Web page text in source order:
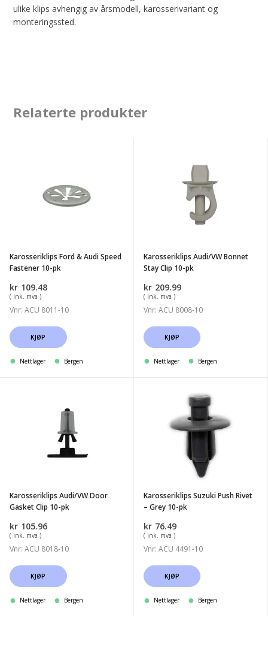
ulike klips avhengig av årsmodell, karosserivariant og
monteringssted.
Relaterte produkter
pk
Karosseriklips Ford & Audi Speed
Fastener 10-pk
kr 109.48
( ink. mva )
Vnr: ACU 8011-10
KJØP
Nettlager Bergen
Karosseriklips Audi/VW Bonnet
Stay Clip 10-pk
kr 209.99
( ink. mva )
Vnr: ACU 8008-10
KJØP
Nettlager Bergen
Karosseriklips Audi/VW Door
Gasket Clip 10-pk
kr 105.96
( ink. mva )
Vnr: ACU 8018-10
KJØP
Nettlager Bergen
Karosseriklips
pk
Karosseriklips Suzuki Push Rivet
– Grey 10-pk
kr 76.49
( ink. mva )
Vnr: ACU 4491-10
KJØP
Nettlager Bergen